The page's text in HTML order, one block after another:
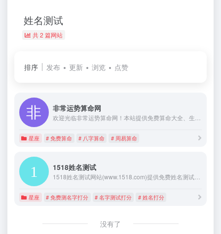
姓名测试
共 2 篇网站
排序 发布 更新 浏览 点赞
非常运势算命网
星座 # 免费算命 # 八字算命 # 周易算命
1518姓名测试
星座 # 免费测名字打分 # 名字测试打分 # 姓名打分
没有了